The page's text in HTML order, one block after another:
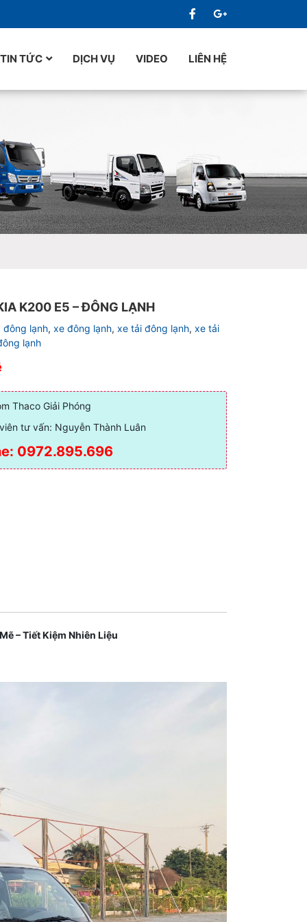
TIN TỨC DỊCH VỤ VIDEO LIÊN HỆ
K200 E5 – ĐÔNG LẠNH
đông lạnh,xe đông lạnh,xe tải đông lạnh,xe tải
lạnh
Thaco Giải Phóng
tư vấn: Nguyễn Thành Luân
0972.895.696
– Tiết Kiệm Nhiên Liệu